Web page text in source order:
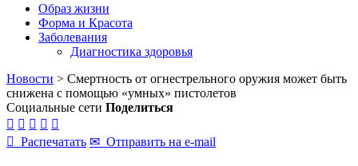
Образ жизни
Форма и Красота
Заболевания
Диагностика здоровья
Новости > Смертность от огнестрельного оружия может быть
снижена с помощью «умных» пистолетов
Социальные сети Поделиться
    
 Распечатать ✉ Отправить на e-mail